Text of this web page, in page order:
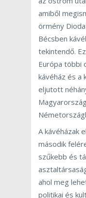
amiből
örmény
Bécsben
tekintendő.
Európa többi
kávéház és a
eljutott
A kávéházak
második
szűkebb és
ahol meg
politikai és